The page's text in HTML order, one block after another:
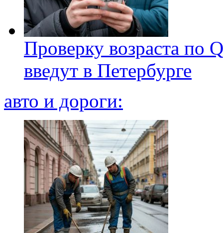
Проверку возраста по
введут в Петербурге
авто и дороги: